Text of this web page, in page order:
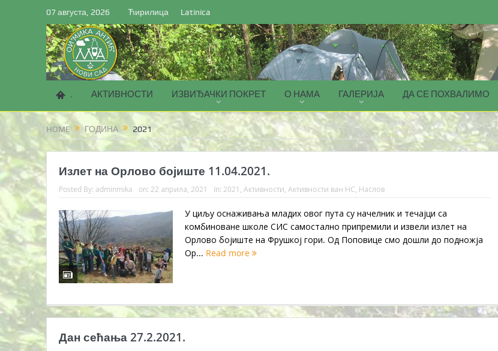
07 августа, 2026 Ћирилица Latinica
. АКТИВНОСТИ ИЗВИЂАЧКИ ПОКРЕТ О НАМА ГАЛЕРИЈА ДА СЕ ПОХВАЛИМО
HOME ГОДИНА 2021
Излет на Орлово бојиште 11.04.2021.
Posted By: adminmika on: 22 априла, 2021 In: 2021 Активности Активности ван НС Наслов
У циљу оснаживања младих овог пута су начелник и течајци са
комбиноване школе СИС самостално припремили и извели излет на
Орлово бојиште на Фрушкој гори. Од Поповице смо дошли до подножја
Ор... Read more
Дан сећања 27.2.2021.